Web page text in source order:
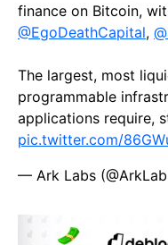
finance on Bitcoin,
@EgoDeathCapital,
The largest, most
programmable
applications require,
pic.twitter.com/
— Ark Labs